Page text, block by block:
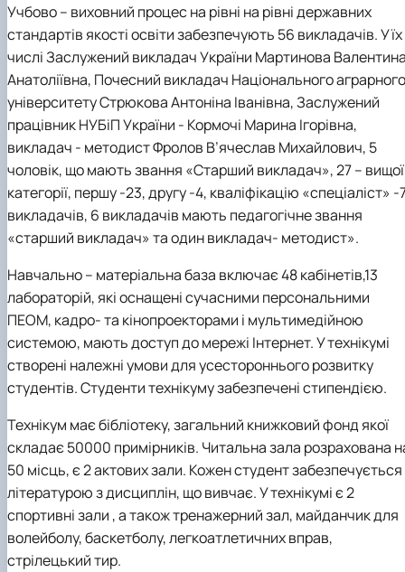
Учбово – виховний процес на рівні на рівні державних
стандартів якості освіти забезпечують 56 викладачів. У їх
числі Заслужений викладач України Мартинова
Анатоліївна, Почесний викладач Національного аграрного
університету Стрюкова Антоніна Іванівна, Заслужений
працівник НУБіП України - Кормочі Марина Ігорівна,
викладач - методист Фролов В’ячеслав Михайлович, 5
чоловік, що мають звання «Старший викладач», 27 – вищої
категорії, першу -23, другу -4, кваліфікацію «спеціаліст» -
викладачів, 6 викладачів мають педагогічне звання
«старший викладач» та один викладач- методист».
Навчально – матеріальна база включає 48 кабінетів,13
лабораторій, які оснащені сучасними персональними
ПЕОМ, кадро- та кінопроекторами і мультимедійною
системою, мають доступ до мережі Інтернет. У технікумі
створені належні умови для усестороннього розвитку
студентів. Студенти технікуму забезпечені стипендією.
Технікум має бібліотеку, загальний книжковий фонд якої
складає 50000 примірників. Читальна зала розрахована
50 місць, є 2 актових зали. Кожен студент забезпечується
літературою з дисциплін, що вивчає. У технікумі є 2
спортивні зали , а також тренажерний зал, майданчик для
волейболу, баскетболу, легкоатлетичних вправ,
стрілецький тир.